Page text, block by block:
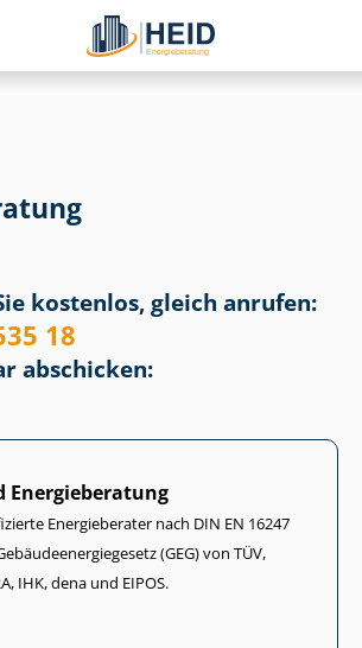
kostenlos, gleich anrufen:
18
abschicken:
Energieberatung
Energieberater nach DIN EN 16247
(GEG) von TÜV,
IHK, dena und EIPOS.